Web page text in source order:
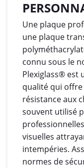
Une plaque
une plaque
connu sous le
Plexiglass® est
qualité qui
résistance aux
souvent utilisé
visuelles
intempéries.
normes de